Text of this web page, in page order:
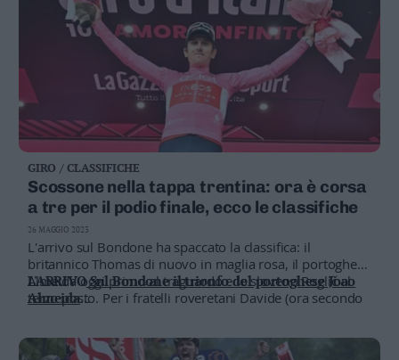
Rendena
Alto
Adige
Südtirol
Dolomiti
Leggi/Abbonati
Newsletter
GIRO / CLASSIFICHE
Scossone nella tappa trentina: ora è corsa
a tre per il podio finale, ecco le classifiche
L'arrivo sul Bondone ha spaccato la classifica: il
britannico Thomas di nuovo in maglia rosa, il portoghese
Almeida oggi primo al traguardo e lo sloveno Roglič al
terzo posto. Per i fratelli roveretani Davide (ora secondo
Moscon e Benedetti
L'ARRIVOSul Bondone il trionfo del portoghese Joao
Almeida
26 MAGGIO 2023